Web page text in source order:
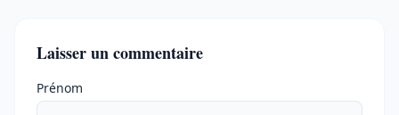
Laisser un commentaire
Ne pas remplir
Prénom